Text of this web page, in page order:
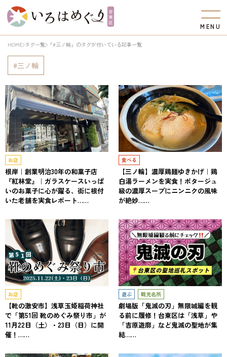
M EN U
HOME タグ一覧 「#三ノ輪」のタグが付いている記事一覧
三ノ輪
お店
根岸｜創業明治30年の和菓子店
『紅林堂』｜ガラスケースいっぱ
いのお菓子に心が躍る、街に根付
いた老舗を実食レポート……
食べる
【三ノ輪】濃厚鶏麺ゆきかげ｜鶏
白湯ラーメンを実食！ポタージュ
級の濃厚スープにニンニクの風味
が絶妙……
お店
【靴の激安市】浅草玉姫稲荷神社
で「第51回 靴のめぐみ祭り市」が
11月22日（土）・23日（日）に開
催！……
遊ぶ 観光名所
劇場版「鬼滅の刃」無限城編を観
る前に履修！台東区は「浅草」や
「吉原遊廓」など鬼滅の聖地が集
結……